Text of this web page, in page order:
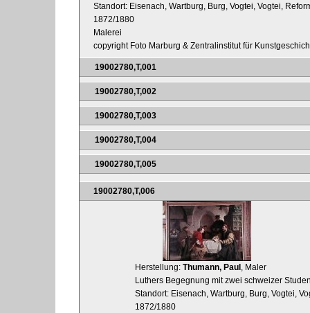
Standort: Eisenach, Wartburg, Burg, Vogtei, Vogtei,
1872/1880
Malerei
copyright Foto Marburg & Zentralinstitut für
19002780,T,001
19002780,T,002
19002780,T,003
19002780,T,004
19002780,T,005
19002780,T,006
Herstellung: Thumann, Paul , Maler
Luthers Begegnung mit zwei schweizer
Standort: Eisenach, Wartburg, Burg, Vogtei,
1872/1880